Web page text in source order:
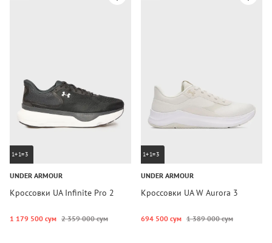
1+1=3
UNDER ARMOUR
Кроссовки UA Infinite Pro 2
1 179 500 сум 2 359 000 сум
1+1=3
UNDER ARMOUR
Кроссовки UA W Aurora 3
694 500 сум 1 389 000 сум